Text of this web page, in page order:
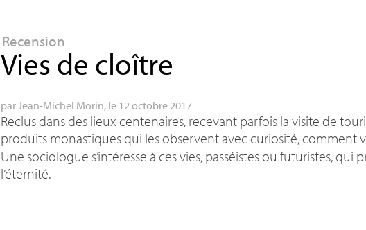
Recension
Vies de cloître
par Jean-Michel Morin, le 12 octobre 2017
Reclus dans des lieux centenaires, recevant parfois la visite de
produits monastiques qui les observent avec curiosité, comment
Une sociologue s’intéresse à ces vies, passéistes ou futuristes,
l’éternité.